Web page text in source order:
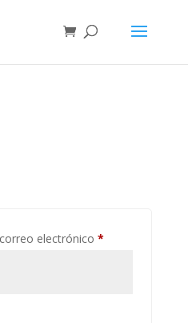
electrónico *Obligatorio